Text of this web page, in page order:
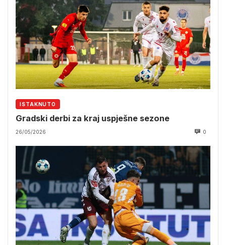
ISTAKNUTO
Gradski derbi za kraj uspješne sezone
26/05/2026 0